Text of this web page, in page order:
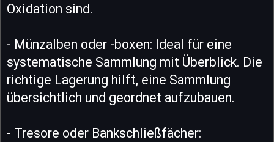
Oxidation sind.
- Münzalben oder -boxen: Ideal für eine
systematische Sammlung mit Überblick. Die
richtige Lagerung hilft, eine Sammlung
übersichtlich und geordnet aufzubauen.
- Tresore oder Bankschließfächer: